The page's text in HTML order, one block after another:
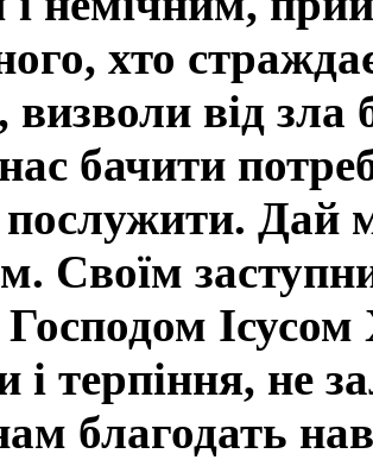
хто
визволи від зла
бачити
Дай
Своїм
Ісусом
і терпіння, не
благодать